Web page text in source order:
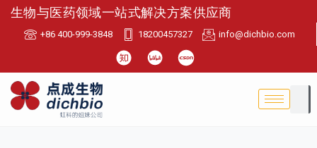
生物与医药领域一站式解决方案供应商
+86 400-999-3848 18200457327 info@dichbio.com